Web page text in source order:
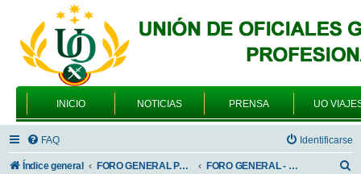
INICIO NOTICIAS PRENSA UO
FAQ Identificarse
Índice general FORO GENERAL PARA TODOS LOS USUARIOS FORO GENERAL - SONRIA, POR FAVOR